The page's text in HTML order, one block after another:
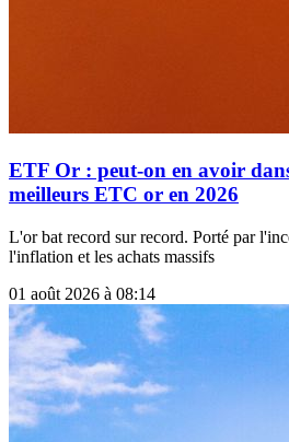
ETF Or : peut-on en avoir
meilleurs ETC or en 2026
L'or bat record sur record. Porté par
l'inflation et les achats massifs
01 août 2026 à 08:14